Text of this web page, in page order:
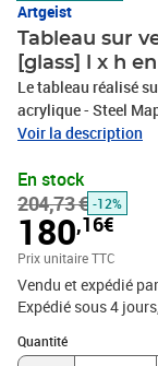
Artgeist
Tableau sur
[glass] l x h
Le tableau réalisé
acrylique - Steel
des intérieurs
alternative
traditionnelles ex:
de cuisine.
grâce à l’effet de
réceptions. C’est grâce à l’utilisation de nouvelles technologies
d’impression et de
doté d’une extrême
sont légers, faciles
Voir la description
En stock
204,73 € -12%
180,16€
Prix unitaire TTC
Vendu et expédié par
Expédié sous 4 jours
Quantité
Quantité : 1